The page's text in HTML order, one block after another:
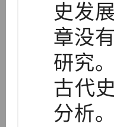
史发
章没
研究
古代
分析